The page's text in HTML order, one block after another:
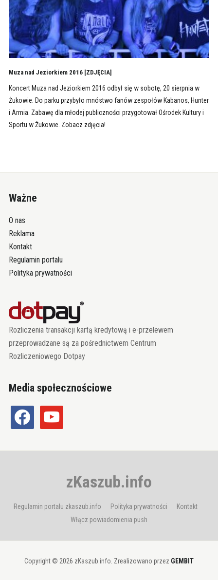
Muza nad Jeziorkiem 2016 [ZDJĘCIA]
Koncert Muza nad Jeziorkiem 2016 odbył się w sobotę, 20 sierpnia w
Żukowie. Do parku przybyło mnóstwo fanów zespołów Kabanos, Hunter
i Armia. Zabawę dla młodej publiczności przygotował Ośrodek Kultury i
Sportu w Żukowie. Zobacz zdjęcia!
Ważne
O nas
Reklama
Kontakt
Regulamin portalu
Polityka prywatności
Rozliczenia transakcji kartą kredytową i e-przelewem
przeprowadzane są za pośrednictwem Centrum
Rozliczeniowego Dotpay
Media społecznościowe
facebook youtube
zKaszub.info
Regulamin portalu zkaszub.info Polityka prywatności
Kontakt
Włącz powiadomienia push
Copyright © 2026 zKaszub.info. Zrealizowano przez GEMBIT